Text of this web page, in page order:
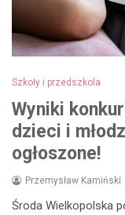
Szkoły i przedszkola
Wyniki
dzieci i
ogłoszone!
Przemysław Kamiński
Środa Wielkopolska